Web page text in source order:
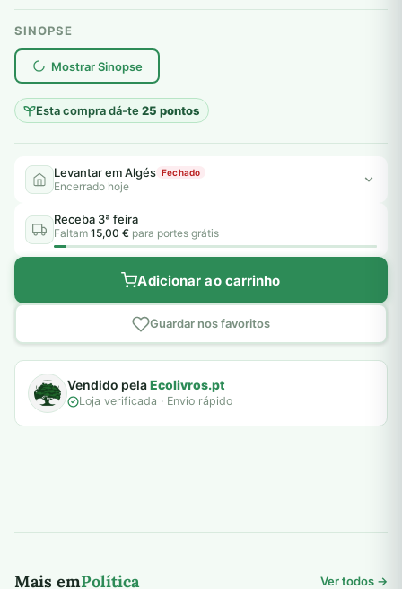
SINOPSE
Mostrar Sinopse
Esta compra dá-te25 pontos
plantar árvores reais
Levantar em Algés Fechado
Encerrado hoje
Receba 3ª feira
Faltam 15,00 € para portes grátis
Adicionar ao carrinho
Guardar nos favoritos
Vendido pelaEcolivros.pt
Loja verificada · Envio rápido
Mais emPolítica Ver todos →